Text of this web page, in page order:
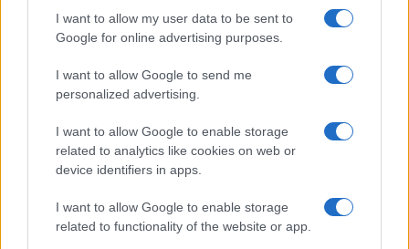
I want to allow my user data to be sent to
Google for online advertising purposes.
I want to allow Google to send me
personalized advertising.
I want to allow Google to enable storage
related to analytics like cookies on web or
device identifiers in apps.
I want to allow Google to enable storage
related to functionality of the website or app.
További hírek
LEGOLVASOTTABBAK
Számos népszerű Samsung Galaxy készülék kimarad a One
iPhone 18 bemutató dátum - ekkor rántja le a leplet az
Apple az új csúcsmobilokról